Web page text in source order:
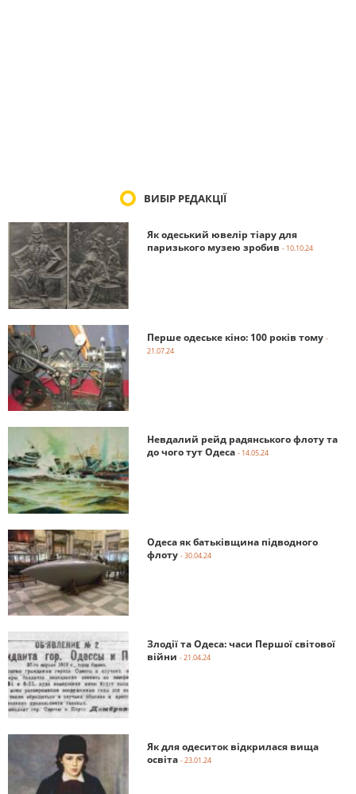
ВИБІР РЕДАКЦІЇ
Як одеський ювелір тіару для
паризького музею зробив - 10.10.24
Перше одеське кіно: 100 років тому -
21.07.24
Невдалий рейд радянського флоту та
до чого тут Одеса - 14.05.24
Одеса як батьківщина підводного
флоту - 30.04.24
Злодії та Одеса: часи Першої світової
війни - 21.04.24
Як для одеситок відкрилася вища
освіта - 23.01.24